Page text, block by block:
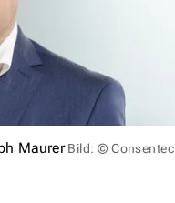
Maurer Bild: © Consentec